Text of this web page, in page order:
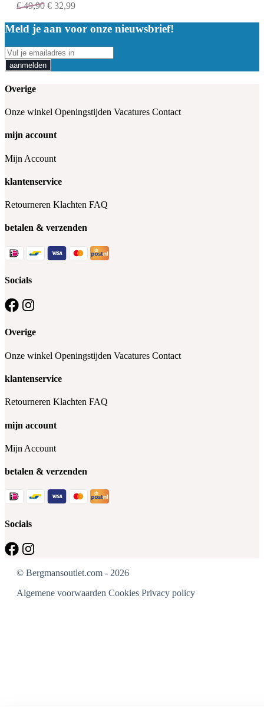
€49,90 € 32,99
Meld je aan voor onze nieuwsbrief!
aanmelden
Overige
Onze winkel Openingstijden Vacatures Contact
mijn account
Mijn Account
klantenservice
Retourneren Klachten FAQ
betalen & verzenden
Socials
Overige
Onze winkel Openingstijden Vacatures Contact
klantenservice
Retourneren Klachten FAQ
mijn account
Mijn Account
betalen & verzenden
Socials
© Bergmansoutlet.com - 2026
Algemene voorwaarden Cookies Privacy policy